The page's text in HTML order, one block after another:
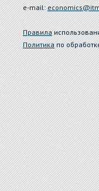
e-mail:
Правила
Политикапо